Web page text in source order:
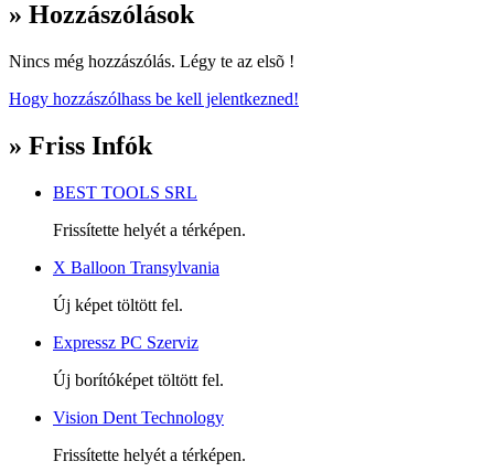
» Hozzászólások
Nincs még hozzászólás. Légy te az elsõ !
Hogy hozzászólhass be kell jelentkezned!
» Friss Infók
BEST TOOLS SRL
Frissítette helyét a térképen.
X Balloon Transylvania
Új képet töltött fel.
Expressz PC Szerviz
Új borítóképet töltött fel.
Vision Dent Technology
Frissítette helyét a térképen.